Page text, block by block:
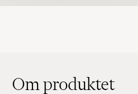
Om produktet